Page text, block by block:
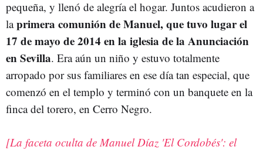
pequeña, y llenó de alegría el hogar. Juntos acudieron a
laprimera comunión de Manuel, que tuvo lugar el
17 de mayo de 2014 en la iglesia de la Anunciación
en Sevilla. Era aún un niño y estuvo totalmente
arropado por sus familiares en ese día tan especial, que
comenzó en el templo y terminó con un banquete en la
finca del torero, en Cerro Negro.
[La faceta oculta de Manuel Díaz 'El Cordobés': el